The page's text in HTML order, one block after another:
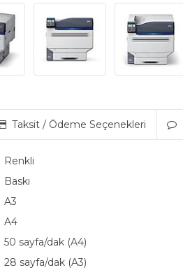
Taksit / Ödeme Seçenekleri
Renkli
Baskı
A3
A4
50 sayfa/dak (A4)
28 sayfa/dak (A3)